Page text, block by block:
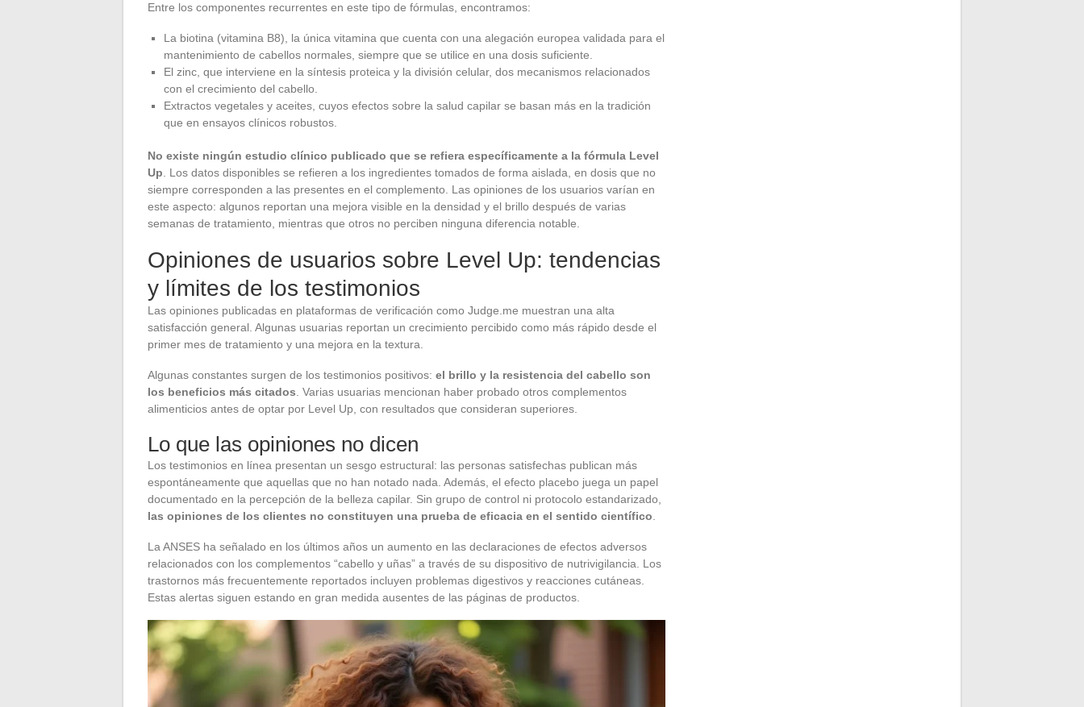
Entre los componentes recurrentes en este tipo de fórmulas, encontramos:
La biotina (vitamina B8), la única vitamina que cuenta con una alegación europea validada para el
mantenimiento de cabellos normales, siempre que se utilice en una dosis suficiente.
El zinc, que interviene en la síntesis proteica y la división celular, dos mecanismos relacionados
con el crecimiento del cabello.
Extractos vegetales y aceites, cuyos efectos sobre la salud capilar se basan más en la tradición
que en ensayos clínicos robustos.
No existe ningún estudio clínico publicado que se refiera específicamente a la fórmula Level
Up. Los datos disponibles se refieren a los ingredientes tomados de forma aislada, en dosis que no
siempre corresponden a las presentes en el complemento. Las opiniones de los usuarios varían en
este aspecto: algunos reportan una mejora visible en la densidad y el brillo después de varias
semanas de tratamiento, mientras que otros no perciben ninguna diferencia notable.
Opiniones de usuarios sobre Level Up: tendencias
y límites de los testimonios
Las opiniones publicadas en plataformas de verificación como Judge.me muestran una alta
satisfacción general. Algunas usuarias reportan un crecimiento percibido como más rápido desde el
primer mes de tratamiento y una mejora en la textura.
Algunas constantes surgen de los testimonios positivos: el brillo y la resistencia del cabello son
los beneficios más citados. Varias usuarias mencionan haber probado otros complementos
alimenticios antes de optar por Level Up, con resultados que consideran superiores.
Lo que las opiniones no dicen
Los testimonios en línea presentan un sesgo estructural: las personas satisfechas publican más
espontáneamente que aquellas que no han notado nada. Además, el efecto placebo juega un papel
documentado en la percepción de la belleza capilar. Sin grupo de control ni protocolo estandarizado,
las opiniones de los clientes no constituyen una prueba de eficacia en el sentido científico.
La ANSES ha señalado en los últimos años un aumento en las declaraciones de efectos adversos
relacionados con los complementos “cabello y uñas” a través de su dispositivo de nutrivigilancia. Los
trastornos más frecuentemente reportados incluyen problemas digestivos y reacciones cutáneas.
Estas alertas siguen estando en gran medida ausentes de las páginas de productos.